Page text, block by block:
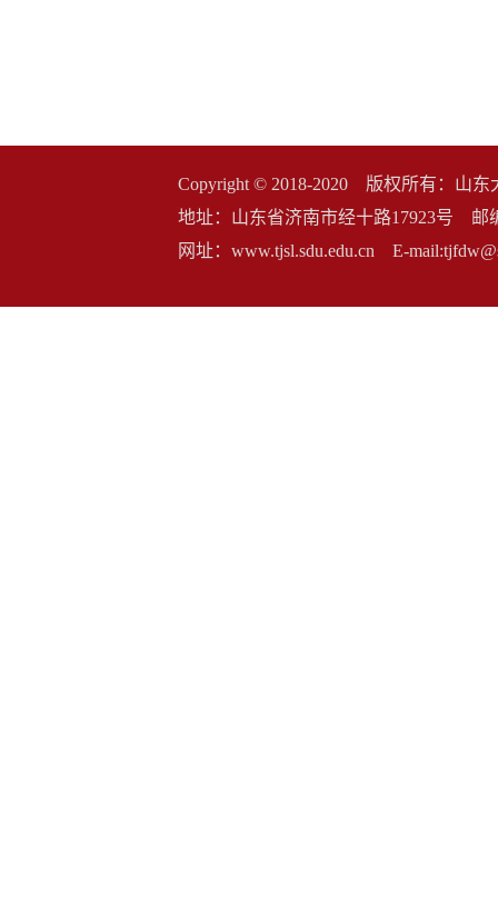
Copyright © 2018-2020 版权所有：山
地址：山东省济南市经十路17923号 邮
网址：www.tjsl.sdu.edu.cn E-